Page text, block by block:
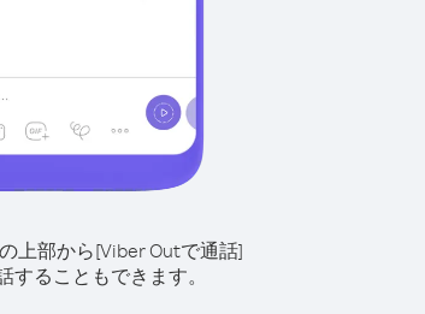
上部から[Viber Outで通話]
することもできます。